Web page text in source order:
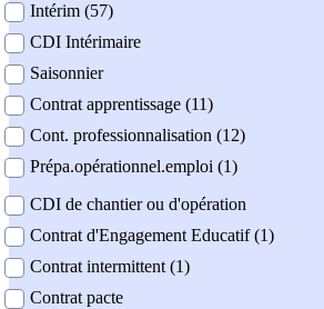
Intérim (57)
CDI Intérimaire
Saisonnier
Contrat apprentissage (11)
Cont. professionnalisation (12)
Prépa.opérationnel.emploi (1)
CDI de chantier ou d'opération
Contrat d'Engagement Educatif (1)
Contrat intermittent (1)
Contrat pacte